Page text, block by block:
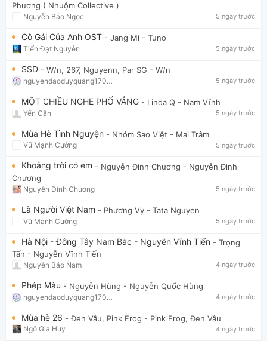
Phương ( Nhuộm Collective )
Nguyễn Bảo Ngọc 5 ngày trước
Cô Gái Của Anh OST - Jang Mi - Tuno
Tiến Đạt Nguyễn 5 ngày trước
SSD - W/n, 267, Nguyenn, Par SG - W/n
nguyendaoduyquang17021 5 ngày trước
MỘT CHIỀU NGHE PHỐ VẮNG - Linda Q - Nam Vĩnh
Yến Cận 5 ngày trước
Mùa Hè Tình Nguyện - Nhóm Sao Việt - Mai Trâm
Vũ Mạnh Cường 5 ngày trước
Khoảng trời có em - Nguyễn Đình Chương - Nguyễn Đình
Chương
Nguyễn Đình Chương 5 ngày trước
Là Người Việt Nam - Phương Vy - Tata Nguyen
Vũ Mạnh Cường 5 ngày trước
Hà Nội - Đông Tây Nam Bắc - Nguyễn Vĩnh Tiến - Trọng
Tấn - Nguyễn Vĩnh Tiến
Nguyễn Bảo Nam 4 ngày trước
Phép Màu - Nguyễn Hùng - Nguyễn Quốc Hùng
nguyendaoduyquang17021 4 ngày trước
Mùa hè 26 - Đen Vâu, Pink Frog - Pink Frog, Đen Vâu
Ngô Gia Huy 4 ngày trước